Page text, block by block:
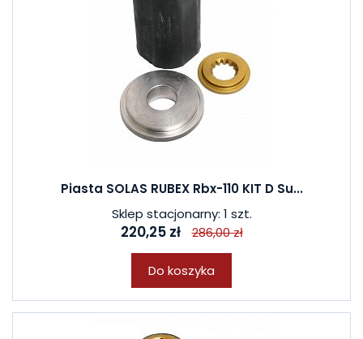
Piasta SOLAS RUBEX Rbx-110 KIT D Su...
Sklep stacjonarny: 1 szt.
220,25 zł 286,00 zł
Do koszyka